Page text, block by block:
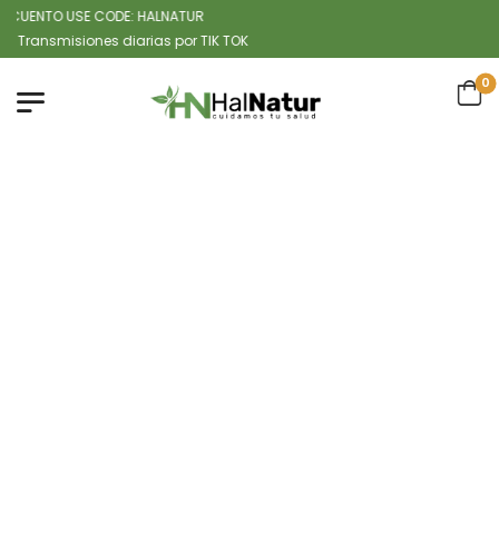
USE CODE: HALNATUR
diarias por TIK TOK
0